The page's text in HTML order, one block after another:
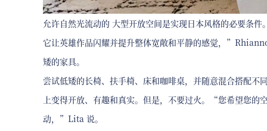
允许自然光流动的 大型开放空间是实现日本风格的必要条
它让英雄作品闪耀并提升整体宽敞和平静的感觉，
矮的家具。
尝试低矮的长椅、扶手椅、床和咖啡桌，并随意混合搭配
上变得开放、有趣和真实。但是，不要过火。“您希望您的
动，”Lita 说。